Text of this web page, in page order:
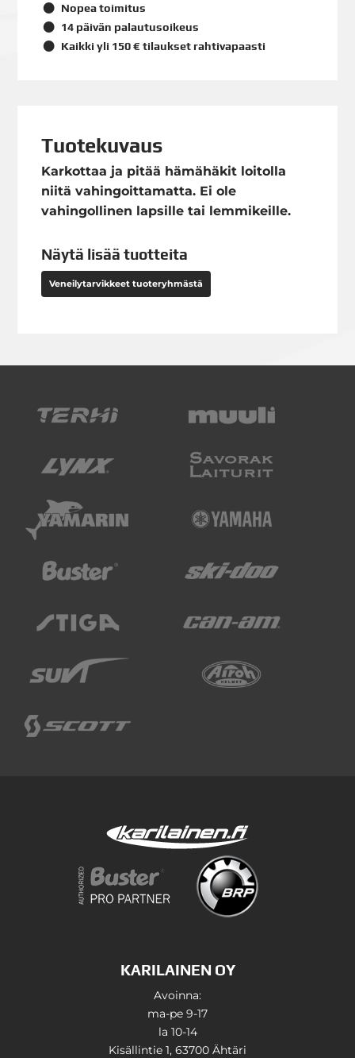
Nopea toimitus
14 päivän palautusoikeus
Kaikki yli 150 € tilaukset rahtivapaasti
Tuotekuvaus
Karkottaa ja pitää hämähäkit loitolla
niitä vahingoittamatta. Ei ole
vahingollinen lapsille tai lemmikeille.
Näytä lisää tuotteita
Veneilytarvikkeet tuoteryhmästä
KARILAINEN OY
Avoinna:
ma-pe 9-17
la 10-14
Kisällintie 1, 63700 Ähtäri